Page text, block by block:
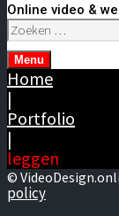
Online video &
Zoeken
naar:
Menu
Home
|
Portfolio
|
leggen
©
policy